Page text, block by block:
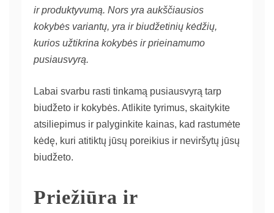
ir produktyvumą. Nors yra aukščiausios
kokybės variantų, yra ir biudžetinių kėdžių,
kurios užtikrina kokybės ir prieinamumo
pusiausvyrą.
Labai svarbu rasti tinkamą pusiausvyrą tarp
biudžeto ir kokybės. Atlikite tyrimus, skaitykite
atsiliepimus ir palyginkite kainas, kad rastumėte
kėdę, kuri atitiktų jūsų poreikius ir neviršytų jūsų
biudžeto.
Priežiūra ir